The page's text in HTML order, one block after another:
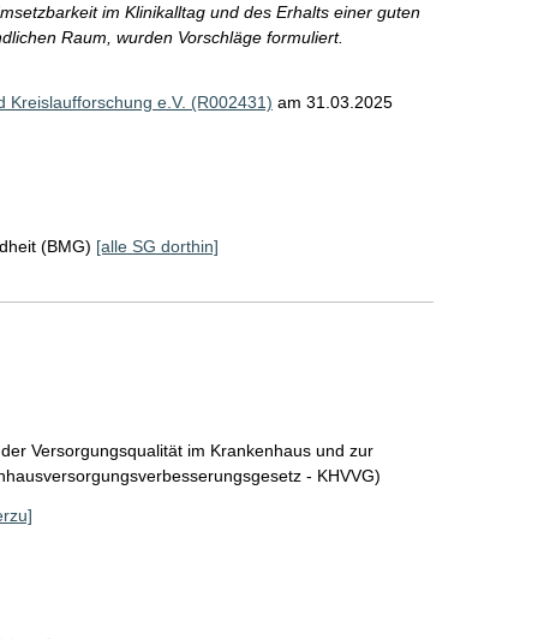
im Klinikalltag und des Erhalts einer guten
Raum, wurden Vorschläge formuliert.
Kreislaufforschung e.V. (R002431) am 31.03.2025
(BMG) [alle SG dorthin]
Versorgungsqualität im Krankenhaus und zur
- KHVVG)